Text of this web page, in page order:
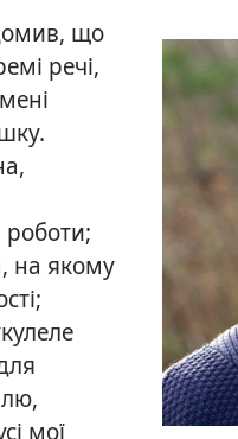
що
речі,
на якому
мої